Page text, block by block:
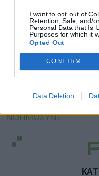
I want to opt-out of
Retention, Sale, and/
Personal Data that Is
Purposes for which it
Opted Out
CONFIRM
Data Deletion
ΝΟΗΜΟΣΥΝΗ